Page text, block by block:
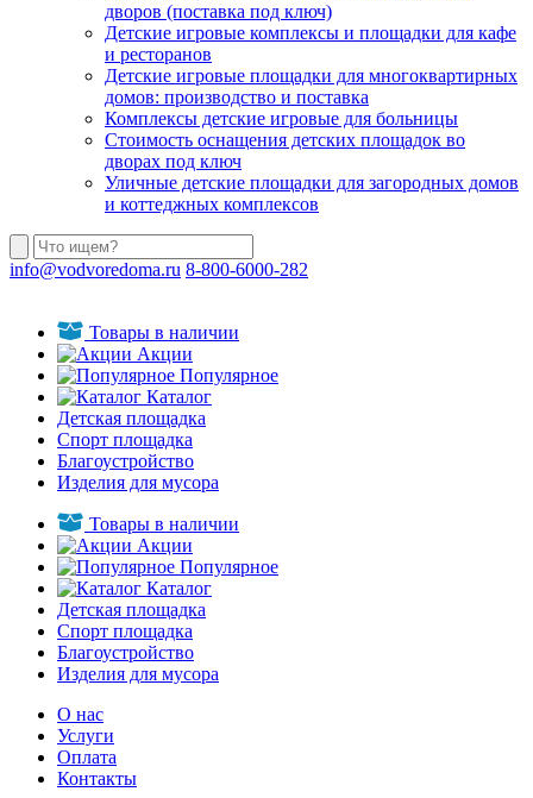
дворов (поставка под ключ)
Детские игровые комплексы и площадки для кафе
и ресторанов
Детские игровые площадки для многоквартирных
домов: производство и поставка
Комплексы детские игровые для больницы
Стоимость оснащения детских площадок во
дворах под ключ
Уличные детские площадки для загородных домов
и коттеджных комплексов
info@vodvoredoma.ru 8-800-6000-282
Товары в наличии
Акции
Популярное
Каталог
Детская площадка
Спорт площадка
Благоустройство
Изделия для мусора
Товары в наличии
Акции
Популярное
Каталог
Детская площадка
Спорт площадка
Благоустройство
Изделия для мусора
О нас
Услуги
Оплата
Контакты